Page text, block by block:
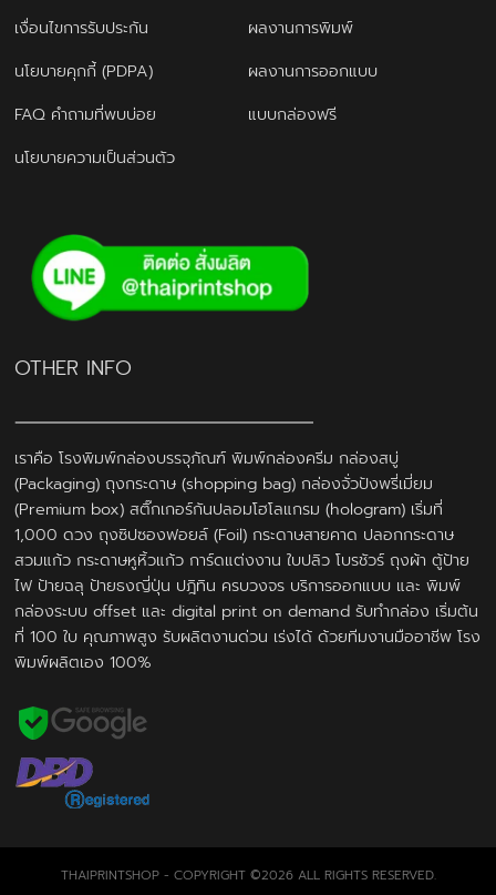
เงื่อนไขการรับประกัน
ผลงานการพิมพ์
นโยบายคุกกี้ (PDPA)
ผลงานการออกแบบ
FAQ คำถามที่พบบ่อย
แบบกล่องฟรี
นโยบายความเป็นส่วนตัว
OTHER INFO
เราคือ โรงพิมพ์กล่องบรรจุภัณฑ์ พิมพ์กล่องครีม กล่องสบู่
(Packaging) ถุงกระดาษ (shopping bag) กล่องจั่วปังพรี่เมี่ยม
(Premium box) สติ๊กเกอร์กันปลอมโฮโลแกรม (hologram) เริ่มที่
1,000 ดวง ถุงซิปซองฟอยล์ (Foil) กระดาษสายคาด ปลอกกระดาษ
สวมแก้ว กระดาษหูหิ้วแก้ว การ์ดแต่งงาน ใบปลิว โบรชัวร์ ถุงผ้า ตู้ป้าย
ไฟ ป้ายฉลุ ป้ายธงญี่ปุ่น ปฎิทิน ครบวงจร บริการออกแบบ และ พิมพ์
กล่องระบบ offset และ digital print on demand รับทำกล่อง เริ่มต้น
ที่ 100 ใบ คุณภาพสูง รับผลิตงานด่วน เร่งได้ ด้วยทีมงานมืออาชีพ โรง
พิมพ์ผลิตเอง 100%
THAIPRINTSHOP - COPYRIGHT ©2026 ALL RIGHTS RESERVED.